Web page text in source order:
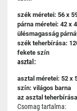
szék méretei: 56 x
párna méretei: 42 x
ülésmagasság
szék teherbírása:
fekete szín
asztal:
asztal méretei: 52 x
szín: világos barna
az asztal
Csomag tartalma: